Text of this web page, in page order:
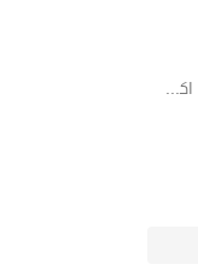
عقارات للايجار في كومباوند بالم هيلز قطامية اكستينشن